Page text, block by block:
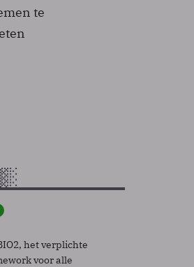
te
het verplichte
voor alle